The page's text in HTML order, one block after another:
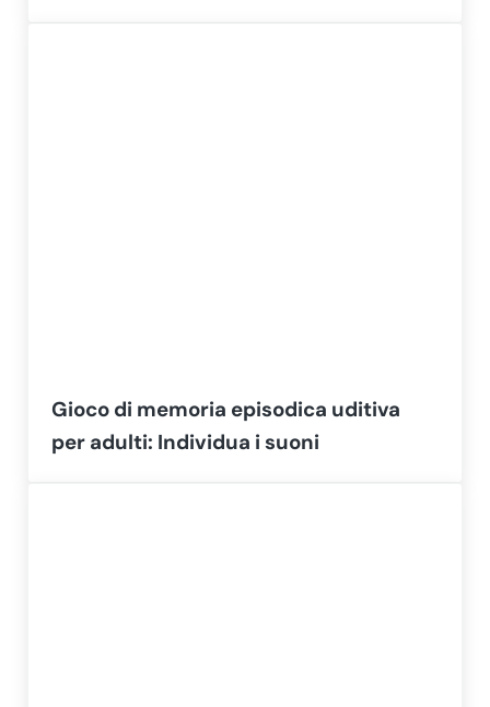
Gioco di memoria episodica uditiva
per adulti: Individua i suoni